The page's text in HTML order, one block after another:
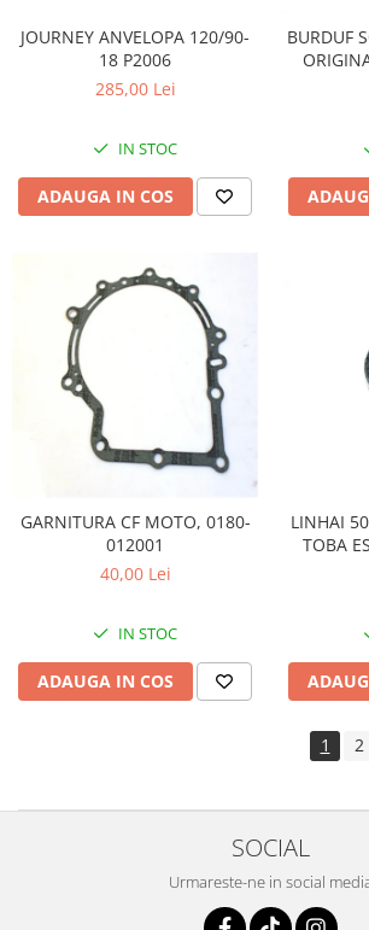
JOURNEY ANVELOPA 120/90-
18 P2006
285,00 Lei
IN STOC
ADAUGA IN COS
BURDUF
GARNITURA CF MOTO, 0180-
012001
40,00 Lei
IN STOC
ADAUGA IN COS
LINHAI
TOBA
1 2
SOCIAL
Urmareste-ne in social